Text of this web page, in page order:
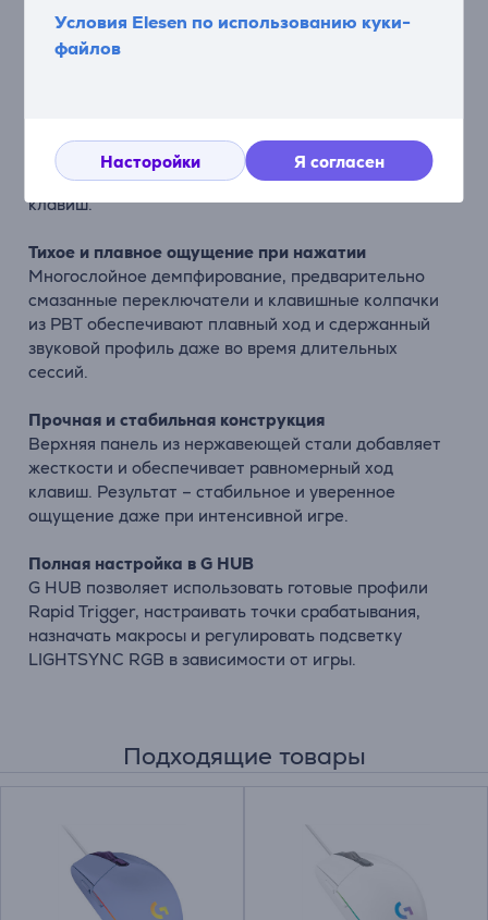
Условия Elesen по использованию куки-
файлов
Насторойки Я согласен
ошибок и сделает управление движением более
контролируемым.
приседание и положение лежа. Это даст больше
контроля без использования дополнительных
клавиш.
Тихое и плавное ощущение при нажатии
Многослойное демпфирование, предварительно
смазанные переключатели и клавишные колпачки
из PBT обеспечивают плавный ход и сдержанный
звуковой профиль даже во время длительных
сессий.
Прочная и стабильная конструкция
Верхняя панель из нержавеющей стали добавляет
жесткости и обеспечивает равномерный ход
клавиш. Результат – стабильное и уверенное
ощущение даже при интенсивной игре.
Полная настройка в G HUB
G HUB позволяет использовать готовые профили
Rapid Trigger, настраивать точки срабатывания,
назначать макросы и регулировать подсветку
LIGHTSYNC RGB в зависимости от игры.
Подходящие товары